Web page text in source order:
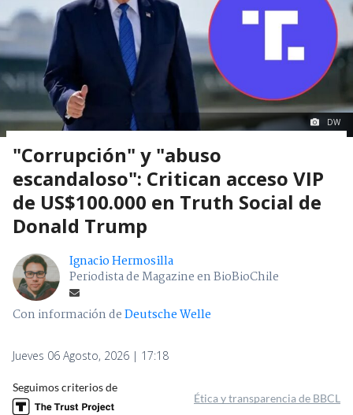
DW
"Corrupción" y "abuso
escandaloso": Critican acceso VIP
de US$100.000 en Truth Social de
Donald Trump
Ignacio Hermosilla
Periodista de Magazine en BioBioChile
Con información deDeutsche Welle
Jueves 06 Agosto, 2026 | 17:18
Seguimos criterios de
Ética y transparencia de BBCL